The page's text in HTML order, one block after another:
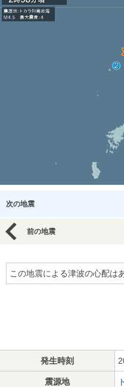
次の地震
前の地震
この地震による津波の心配は
発生時刻
震源地